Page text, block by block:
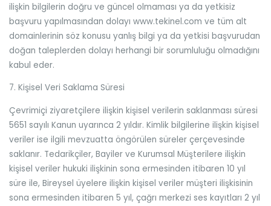
ilişkin bilgilerin doğru ve güncel olmaması ya da yetkisiz
başvuru yapılmasından dolayı www.tekinel.com ve tüm alt
domainlerinin söz konusu yanlış bilgi ya da yetkisi başvurudan
doğan taleplerden dolayı herhangi bir sorumluluğu olmadığını
kabul eder.
7. Kişisel Veri Saklama Süresi
Çevrimiçi ziyaretçilere ilişkin kişisel verilerin saklanması süresi
5651 sayılı Kanun uyarınca 2 yıldır. Kimlik bilgilerine ilişkin kişisel
veriler ise ilgili mevzuatta öngörülen süreler çerçevesinde
saklanır. Tedarikçiler, Bayiler ve Kurumsal Müşterilere ilişkin
kişisel veriler hukuki ilişkinin sona ermesinden itibaren 10 yıl
süre ile, Bireysel üyelere ilişkin kişisel veriler müşteri ilişkisinin
sona ermesinden itibaren 5 yıl, çağrı merkezi ses kayıtları 2 yıl